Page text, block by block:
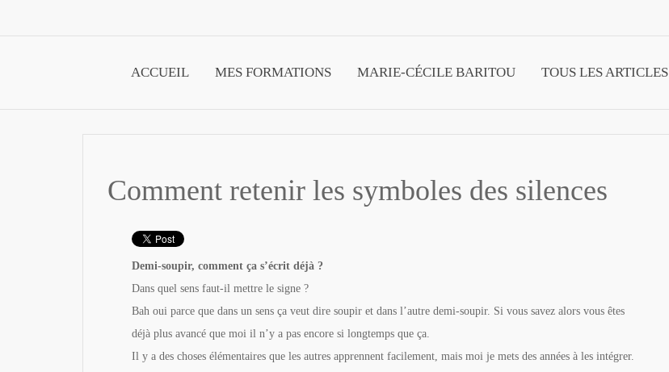
ACCUEIL MES FORMATIONS MARIE-CÉCILE BARITOU TOUS LES ARTICLES
Comment retenir les symboles des silences
Demi-soupir, comment ça s’écrit déjà ?
Dans quel sens faut-il mettre le signe ?
Bah oui parce que dans un sens ça veut dire soupir et dans l’autre demi-soupir. Si vous savez alors vous êtes
déjà plus avancé que moi il n’y a pas encore si longtemps que ça.
Il y a des choses élémentaires que les autres apprennent facilement, mais moi je mets des années à les intégrer.